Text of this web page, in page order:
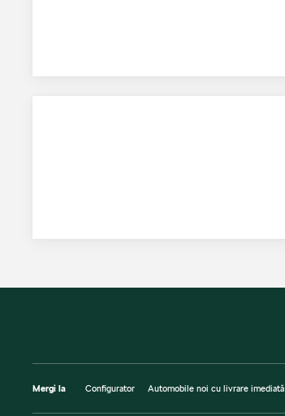
Mergi la Configurator Automobile noi cu livrare imediată